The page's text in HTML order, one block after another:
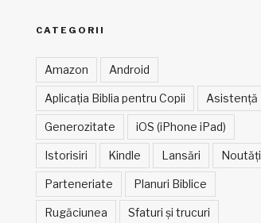
CATEGORII
Amazon Android
Aplicația Biblia pentru Copii Asistență
Generozitate iOS (iPhone iPad)
Istorisiri Kindle Lansări Noutăți
Parteneriate Planuri Biblice
Rugăciunea Sfaturi și trucuri